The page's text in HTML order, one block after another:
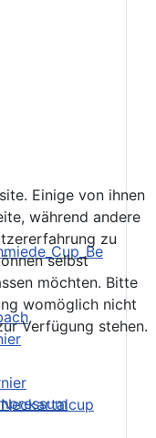
Einige von ihnen
während andere
zu
selbst
möchten. Bitte
womöglich nicht
Verfügung stehen.